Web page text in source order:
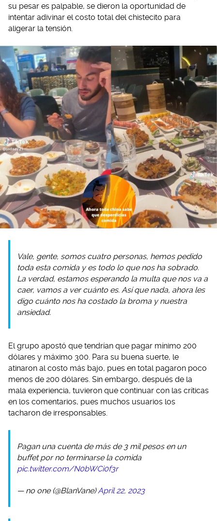
su pesar es palpable, se dieron la oportunidad de
intentar adivinar el costo total del chistecito para
aligerar la tensión.
Vale, gente, somos cuatro personas, hemos pedido
toda esta comida y es todo lo que nos ha sobrado.
La verdad, estamos esperando la multa que nos va a
caer, vamos a ver cuánto es. Así que nada, ahora les
digo cuánto nos ha costado la broma y nuestra
ansiedad.
El grupo apostó que tendrían que pagar mínimo 200
dólares y máximo 300. Para su buena suerte, le
atinaron al costo más bajo, pues en total pagaron poco
menos de 200 dólares. Sin embargo, después de la
mala experiencia, tuvieron que continuar con las críticas
en los comentarios, pues muchos usuarios los
tacharon de irresponsables.
Pagan una cuenta de más de 3 mil pesos en un
buffet por no terminarse la comida
pic.twitter.com/N0bWCi0f3r
— no one (@BlanVane)April 22, 2023